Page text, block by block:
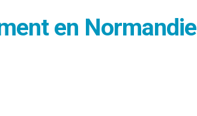
en Normandie